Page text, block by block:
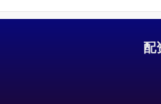
配